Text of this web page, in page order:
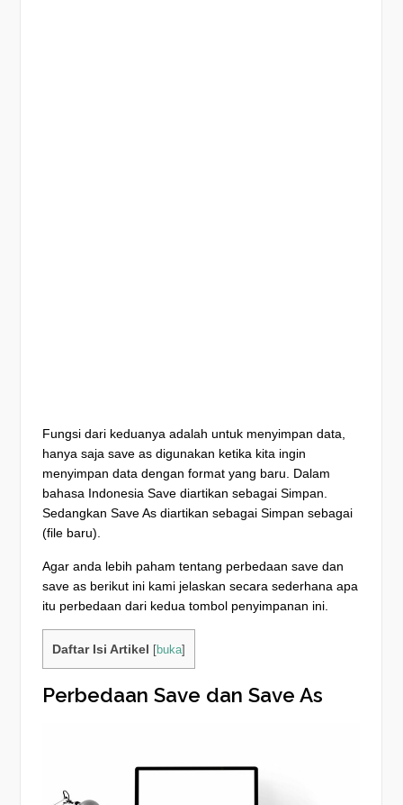
Fungsi dari keduanya adalah untuk menyimpan data,
hanya saja save as digunakan ketika kita ingin
menyimpan data dengan format yang baru. Dalam
bahasa Indonesia Save diartikan sebagai Simpan.
Sedangkan Save As diartikan sebagai Simpan sebagai
(file baru).
Agar anda lebih paham tentang perbedaan save dan
save as berikut ini kami jelaskan secara sederhana apa
itu perbedaan dari kedua tombol penyimpanan ini.
Daftar Isi Artikel buka]
Perbedaan Save dan Save As